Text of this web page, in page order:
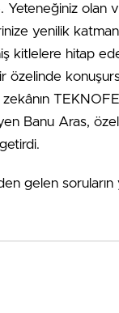
Yeteneğiniz olan
yenilik
kitlelere hitap
özelinde
Banu Aras,
gelen soruların